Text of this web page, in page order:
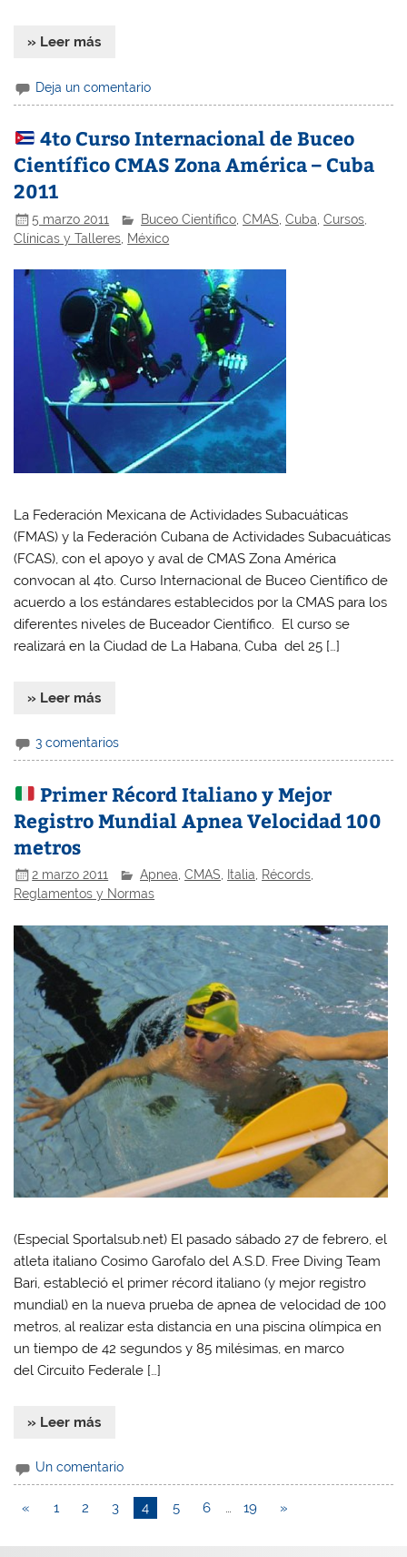
» Leer más
Deja un comentario
4to Curso Internacional de Buceo
Científico CMAS Zona América – Cuba
2011
5 marzo 2011 Buceo Científico ,CMAS ,Cuba ,Cursos,
Clínicas y Talleres México
La Federación Mexicana de Actividades Subacuáticas
(FMAS) y la Federación Cubana de Actividades Subacuáticas
(FCAS), con el apoyo y aval de CMAS Zona América
convocan al 4to. Curso Internacional de Buceo Científico de
acuerdo a los estándares establecidos por la CMAS para los
diferentes niveles de Buceador Científico. El curso se
realizará en la Ciudad de La Habana, Cuba del 25 […]
» Leer más
3 comentarios
Primer Récord Italiano y Mejor
Registro Mundial Apnea Velocidad 100
metros
2 marzo 2011 Apnea ,CMAS Italia Récords
Reglamentos y Normas
(Especial Sportalsub.net) El pasado sábado 27 de febrero, el
atleta italiano Cosimo Garofalo del A.S.D. Free Diving Team
Bari, estableció el primer récord italiano (y mejor registro
mundial) en la nueva prueba de apnea de velocidad de 100
metros, al realizar esta distancia en una piscina olímpica en
un tiempo de 42 segundos y 85 milésimas, en marco
del Circuito Federale […]
» Leer más
Un comentario
« 1 2 3 4 5 6 … 19 »